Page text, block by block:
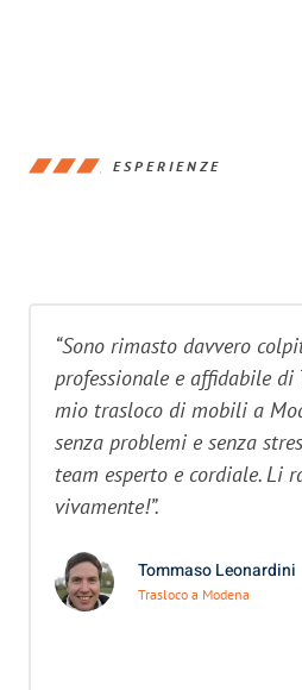
ESPERIENZE
“Sono rimasto davvero
professionale e affidabile di
mio trasloco di mobili a
senza problemi e senza
team esperto e cordiale. Li
vivamente!”.
Tommaso Leonardini
Trasloco a Modena